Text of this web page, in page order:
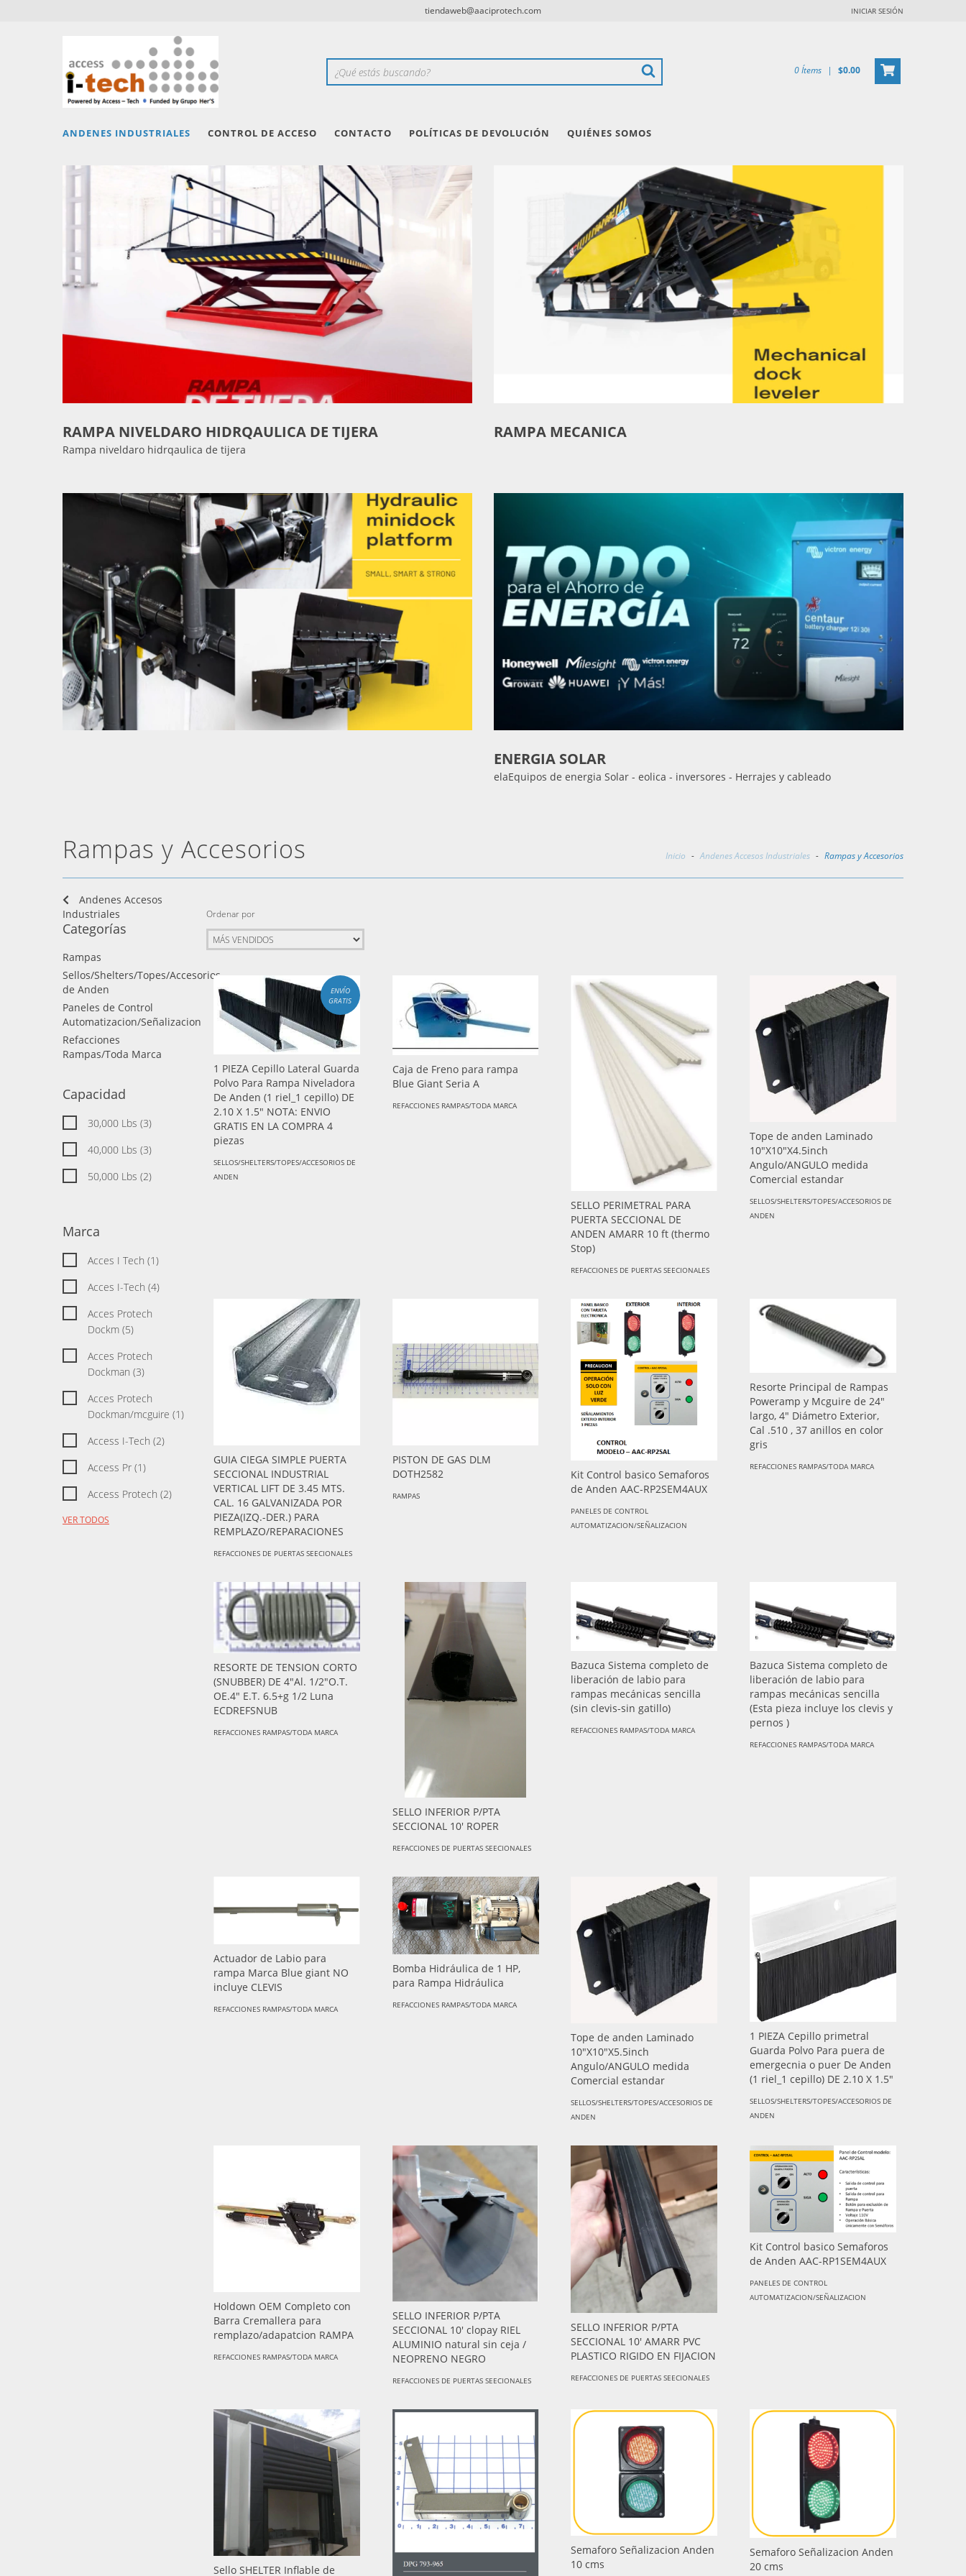
tiendaweb@aaciprotech.com INICIAR SESIÓN
0Ítems | $0.00
ANDENES INDUSTRIALES CONTROL DE ACCESO CONTACTO POLÍTICAS DE DEVOLUCIÓN QUIÉNES SOMOS
RAMPA NIVELDARO HIDRQAULICA DE TIJERA
Rampa niveldaro hidrqaulica de tijera
RAMPA MECANICA
ENERGIA SOLAR
elaEquipos de energia Solar - eolica - inversores - Herrajes y cableado
Rampas y Accesorios Inicio - Andenes Accesos Industriales - Rampas y Accesorios
Andenes Accesos
Industriales
Categorías
Rampas
Sellos/Shelters/Topes/Accesorios
de Anden
Paneles de Control
Automatizacion/Señalizacion
Refacciones
Rampas/Toda Marca
Capacidad
30,000 Lbs (3)
40,000 Lbs (3)
50,000 Lbs (2)
Marca
Acces I Tech (1)
Acces I-Tech (4)
Acces Protech
Dockm (5)
Acces Protech
Dockman (3)
Acces Protech
Dockman/mcguire (1)
Access I-Tech (2)
Access Pr (1)
Access Protech (2)
VER TODOS
Ordenar por
ENVÍO
GRATIS
1 PIEZA Cepillo Lateral Guarda
Polvo Para Rampa Niveladora
De Anden (1 riel_1 cepillo) DE
2.10 X 1.5" NOTA: ENVIO
GRATIS EN LA COMPRA 4
piezas
SELLOS/SHELTERS/TOPES/ACCESORIOS DE
ANDEN
Caja de Freno para rampa
Blue Giant Seria A
REFACCIONES RAMPAS/TODA MARCA
SELLO PERIMETRAL PARA
PUERTA SECCIONAL DE
ANDEN AMARR 10 ft (thermo
Stop)
REFACCIONES DE PUERTAS SEECIONALES
Tope de anden Laminado
10"X10"X4.5inch
Angulo/ANGULO medida
Comercial estandar
SELLOS/SHELTERS/TOPES/ACCESORIOS DE
ANDEN
GUIA CIEGA SIMPLE PUERTA
SECCIONAL INDUSTRIAL
VERTICAL LIFT DE 3.45 MTS.
CAL. 16 GALVANIZADA POR
PIEZA(IZQ.-DER.) PARA
REMPLAZO/REPARACIONES
REFACCIONES DE PUERTAS SEECIONALES
PISTON DE GAS DLM
DOTH2582
RAMPAS
Kit Control basico Semaforos
de Anden AAC-RP2SEM4AUX
PANELES DE CONTROL
AUTOMATIZACION/SEÑALIZACION
Resorte Principal de Rampas
Poweramp y Mcguire de 24"
largo, 4" Diámetro Exterior,
Cal .510 , 37 anillos en color
gris
REFACCIONES RAMPAS/TODA MARCA
RESORTE DE TENSION CORTO
(SNUBBER) DE 4"Al. 1/2"O.T.
OE.4" E.T. 6.5+g 1/2 Luna
ECDREFSNUB
REFACCIONES RAMPAS/TODA MARCA
SELLO INFERIOR P/PTA
SECCIONAL 10' ROPER
REFACCIONES DE PUERTAS SEECIONALES
Bazuca Sistema completo de
liberación de labio para
rampas mecánicas sencilla
(sin clevis-sin gatillo)
REFACCIONES RAMPAS/TODA MARCA
Bazuca Sistema completo de
liberación de labio para
rampas mecánicas sencilla
(Esta pieza incluye los clevis y
pernos )
REFACCIONES RAMPAS/TODA MARCA
Actuador de Labio para
rampa Marca Blue giant NO
incluye CLEVIS
REFACCIONES RAMPAS/TODA MARCA
Bomba Hidráulica de 1 HP,
para Rampa Hidráulica
REFACCIONES RAMPAS/TODA MARCA
Tope de anden Laminado
10"X10"X5.5inch
Angulo/ANGULO medida
Comercial estandar
SELLOS/SHELTERS/TOPES/ACCESORIOS DE
ANDEN
1 PIEZA Cepillo primetral
Guarda Polvo Para puera de
emergecnia o puer De Anden
(1 riel_1 cepillo) DE 2.10 X 1.5"
SELLOS/SHELTERS/TOPES/ACCESORIOS DE
ANDEN
Holdown OEM Completo con
Barra Cremallera para
remplazo/adapatcion RAMPA
REFACCIONES RAMPAS/TODA MARCA
SELLO INFERIOR P/PTA
SECCIONAL 10' clopay RIEL
ALUMINIO natural sin ceja /
NEOPRENO NEGRO
REFACCIONES DE PUERTAS SEECIONALES
SELLO INFERIOR P/PTA
SECCIONAL 10' AMARR PVC
PLASTICO RIGIDO EN FIJACION
REFACCIONES DE PUERTAS SEECIONALES
Kit Control basico Semaforos
de Anden AAC-RP1SEM4AUX
PANELES DE CONTROL
AUTOMATIZACION/SEÑALIZACION
Sello SHELTER Inflable de
Semaforo Señalizacion Anden
10 cms
Semaforo Señalizacion Anden
20 cms